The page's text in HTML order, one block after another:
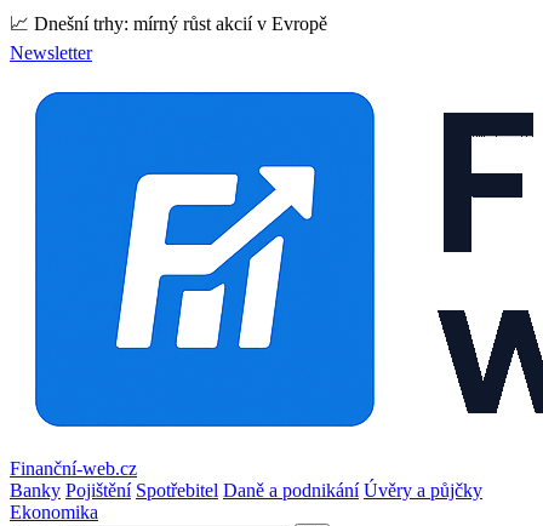
📈 Dnešní trhy: mírný růst akcií v Evropě
Newsletter
Finanční-web.cz
Banky Pojištění Spotřebitel Daně a podnikání Úvěry a půjčky
Ekonomika